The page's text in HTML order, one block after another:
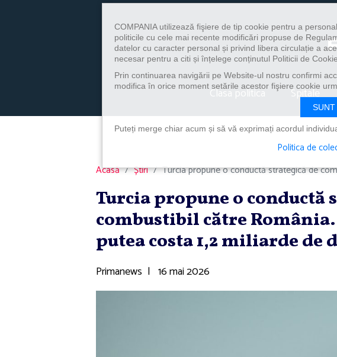
Clasa politica Spitale
Acasă Știri Turcia propune o conductă strategică de
Turcia propune o conductă
combustibil către
putea costa 1,2 miliarde de
Primanews | 16 mai 2026
COMPANIA utilizează fişiere de tip cookie pentru a
politicile cu cele mai recente modificări propuse de
datelor cu caracter personal și privind libera circulație a
necesar pentru a citi și înțelege conținutul Politicii de Cookie.
Prin continuarea navigării pe Website-ul nostru confirmi
modifica în orice moment setările acestor fişiere cookie
Puteți merge chiar acum și să vă exprimați acordul
Politica de